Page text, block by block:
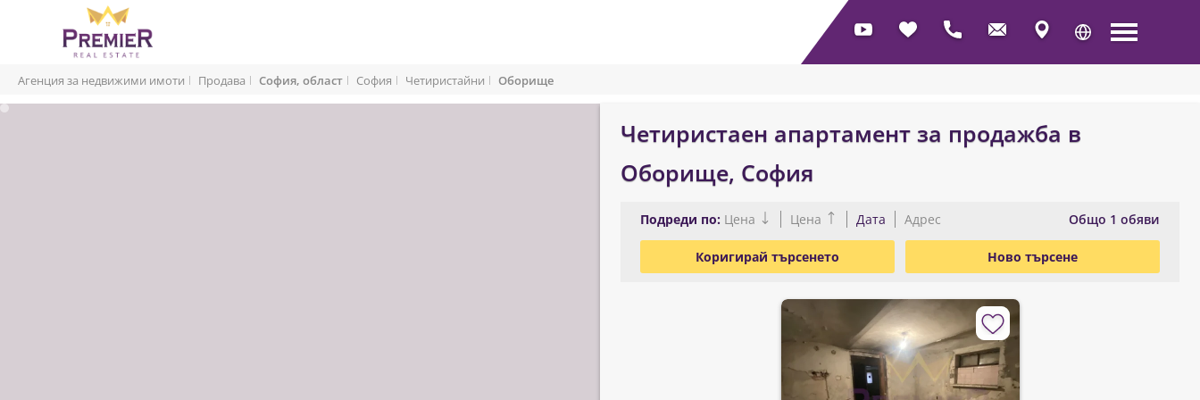
Агенция за недвижими имоти Продава София, област София Четиристайни Оборище
Четиристаен апартамент за продажба в
Оборище, София
Подреди по: Цена Цена Дата Адрес Oбщо 1 обяви
Коригирай търсенето Ново търсене